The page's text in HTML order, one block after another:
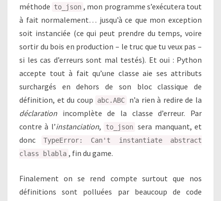
méthode to_json , mon programme s’exécutera tout
à fait normalement… jusqu’à ce que mon exception
soit instanciée (ce qui peut prendre du temps, voire
sortir du bois en production – le truc que tu veux pas –
si les cas d’erreurs sont mal testés). Et oui : Python
accepte tout à fait qu’une classe aie ses attributs
surchargés en dehors de son bloc classique de
définition, et du coup
abc.ABC
n’a rien à redire de la
déclaration incomplète de la classe d’erreur. Par
contre à l’instanciation, to_json sera manquant, et
donc
TypeError: Can't instantiate abstract
class blabla , fin du game.
Finalement on se rend compte surtout que nos
définitions sont polluées par beaucoup de code